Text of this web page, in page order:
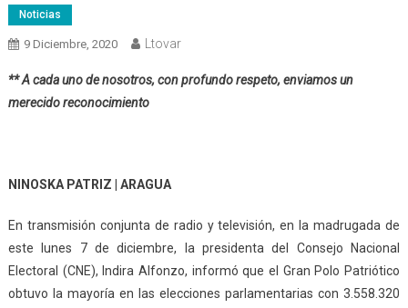
Noticias
9 Diciembre, 2020 Ltovar
** A cada uno de nosotros, con profundo respeto, enviamos un
merecido reconocimiento
NINOSKA PATRIZ | ARAGUA
En transmisión conjunta de radio y televisión, en la madrugada de
este lunes 7 de diciembre, la presidenta del Consejo Nacional
Electoral (CNE), Indira Alfonzo, informó que el Gran Polo Patriótico
obtuvo la mayoría en las elecciones parlamentarias con 3.558.320